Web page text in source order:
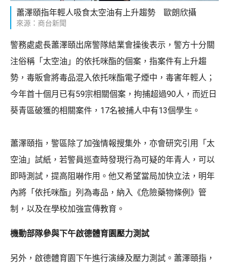
蕭澤頤指年輕人吸食太空油有上升趨勢 歐朗欣攝
來源：商台新聞
警務處處長蕭澤頤出席警隊結業會操後表示，警方十分關
注俗稱「太空油」的依托咪酯的個案，指案件有上升趨
勢，毒販會將毒品混入依托咪酯電子煙中，毒害年輕人；
今年首十個月已有59宗相關個案，拘捕超過90人，而近日
葵青區破獲的相關案件，17名被捕人中有13個學生。
蕭澤頤指，警區除了加強情報搜集外，亦會研究引用「太
空油」試紙，若警員巡查時發現行為可疑的年青人，可以
即時測試，提高阻嚇作用。他又希望當局加快立法，明年
內將「依托咪酯」列為毒品，納入《危險藥物條例》管
制，以及在學校加強宣傳教育。
機動部隊參與下午啟德體育園壓力測試
另外，啟德體育園下午進行演練及壓力測試。蕭澤頤指，